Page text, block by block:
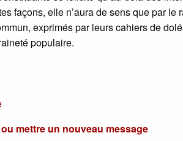
façons, elle n’aura de sens que par
exprimés par leurs cahiers de
populaire.
mettre un nouveau message